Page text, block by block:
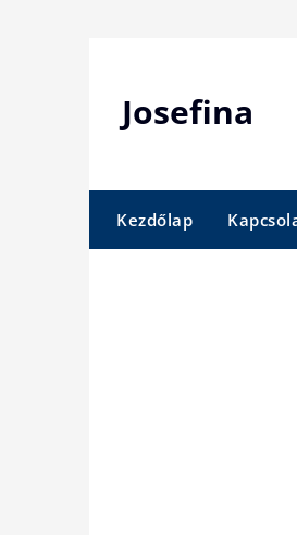
Josefina
Kezdőlap